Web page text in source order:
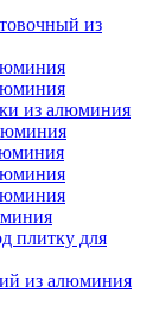
из
из алюминия
плитку для
из алюминия